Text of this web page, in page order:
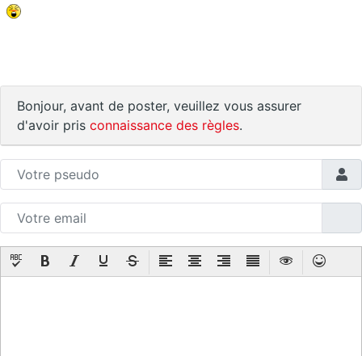
Bonjour, avant de poster, veuillez vous assurer
d'avoir pris connaissance des règles.